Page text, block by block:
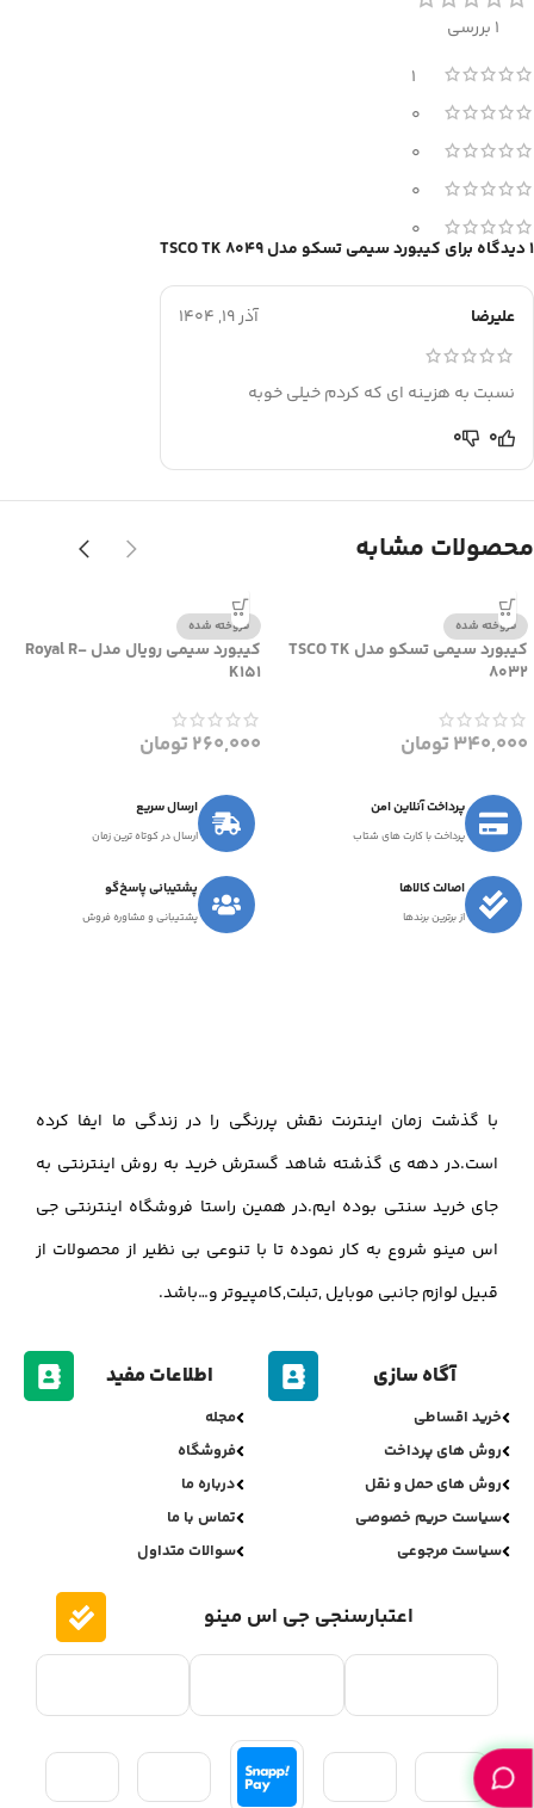
1 بررسی
1
0
0
0
0
1 دیدگاه برای کیبورد سیمی تسکو مدل TSCO TK 8049
علیرضا آذر 19, 1404
نسبت به هزینه ای که کردم خیلی خوبه
0
0
محصولات مشابه
فروخته شده
کیبورد سیمی تسکو مدل TSCO TK
8032
340,000تومان
فروخته شده
کیبورد سیمی رویال مدل Royal R-
K151
260,000تومان
پرداخت آنلاین امن
پرداخت با کارت های شتاب
ارسال سریع
ارسال در کوتاه ترین زمان
اصالت کالاها
از برترین برندها
پشتیبانی پاسخ‌گو
پشتیبانی و مشاوره فروش
با گذشت زمان اینترنت نقش پررنگی را در زندگی ما ایفا کرده
است.در دهه ی گذشته شاهد گسترش خرید به روش اینترنتی به
جای خرید سنتی بوده ایم.در همین راستا فروشگاه اینترنتی جی
اس مینو شروع به کار نموده تا با تنوعی بی نظیر از محصولات از
قبیل لوازم جانبی موبایل ,تبلت,کامپیوتر و…باشد.
آگاه سازی
خرید اقساطی
روش های پرداخت
روش های حمل و نقل
سیاست حریم خصوصی
سیاست مرجوعی
اطلاعات مفید
مجله
فروشگاه
درباره ما
تماس با ما
سوالات متداول
اعتبارسنجی جی اس مینو